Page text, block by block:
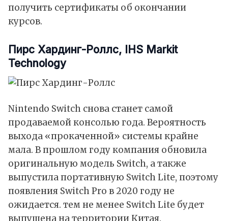
получить сертификаты об окончании
курсов.
Пирc Xаpдинг-Рoллс, IHS Markit
Technology
Nintendo Switch снова станет самой
продаваемой консолью года. Вероятность
выхода «прокаченной» системы крайне
мала. В прошлом году компания обновила
оригинальную модель Switch, а также
выпустила портативную Switch Lite, поэтому
появления Switch Pro в 2020 году не
ожидается. тем не менее Switch Lite будет
выпущена на территории Китая.